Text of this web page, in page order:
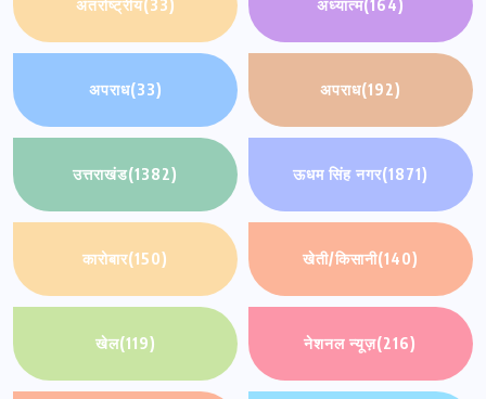
अंतर्राष्ट्रीय(33) अध्यात्म(164)
अपराध(33) अपराध(192)
उत्तराखंड(1382) ऊधम सिंह नगर(1871)
कारोबार(150) खेती/किसानी(140)
खेल(119) नेशनल न्यूज़(216)